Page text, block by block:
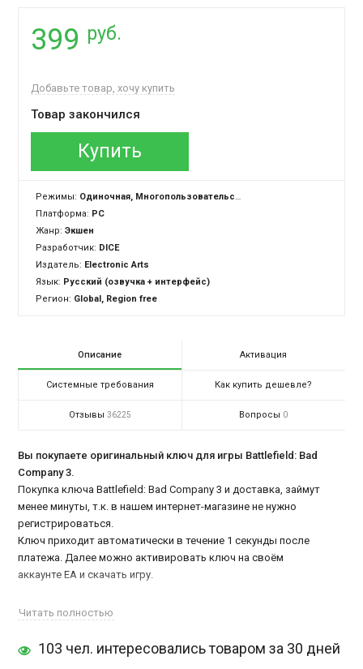
399 руб.
Добавьте товар, хочу купить
Товар закончился
Купить
Режимы: Одиночная, Многопользовательская
Платформа: PC
Жанр:Экшен
Разработчик: DICE
Издатель: Electronic Arts
Язык: Русский (озвучка + интерфейс)
Регион: Global, Region free
Описание Активация
Системные требования Как купить дешевле?
Отзывы 36225 Вопросы 0
Вы покупаете оригинальный ключ для игры Battlefield: Bad
Company 3.
Покупка ключа Battlefield: Bad Company 3 и доставка, займут
менее минуты, т.к. в нашем интернет-магазине не нужно
регистрироваться.
Ключ приходит автоматически в течение 1 секунды после
платежа. Далее можно активировать ключ на своём
аккаунте EA и скачать игру.
Battlefield: Bad Company 3​ купить
нашем интернет-магазине не нужно регистрироваться.
Читать полностью
103 чел. интересовались товаром за 30 дней